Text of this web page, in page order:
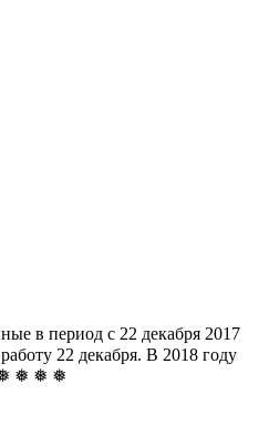
в период с 22 декабря 2017
22 декабря. В 2018 году
❅ ❅ ❅ ❅